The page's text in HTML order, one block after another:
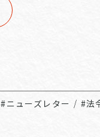
#ニューズレター / #法